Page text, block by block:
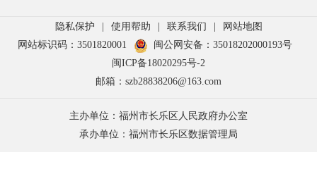
隐私保护 使用帮助 联系我们
网站地图
网站标识码：3501820001
闽公网安备：35018202000193号
闽ICP备18020295号-2
邮箱：szb28838206@163.com
主办单位：福州市长乐区人民政府办公室
承办单位：福州市长乐区数据管理局